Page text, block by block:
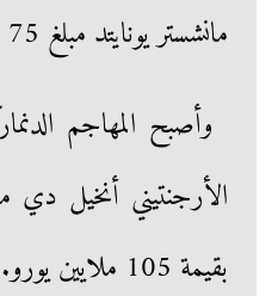
مانشستر يونايتد مبلغ 75 مليون يورو.
وأصبح المهاجم
بقيمة 105 ملايين يورو.